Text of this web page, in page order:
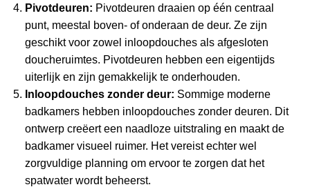
Pivotdeuren: Pivotdeuren draaien op één centraal
punt, meestal boven- of onderaan de deur. Ze zijn
geschikt voor zowel inloopdouches als afgesloten
doucheruimtes. Pivotdeuren hebben een eigentijds
uiterlijk en zijn gemakkelijk te onderhouden.
Inloopdouches zonder deur: Sommige moderne
badkamers hebben inloopdouches zonder deuren. Dit
ontwerp creëert een naadloze uitstraling en maakt de
badkamer visueel ruimer. Het vereist echter wel
zorgvuldige planning om ervoor te zorgen dat het
spatwater wordt beheerst.